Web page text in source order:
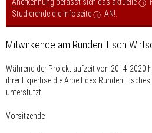
Studierende die Infoseite
AN!
Mitwirkende am Runden Tisch
Während der Projektlaufzeit von 2014-2020
ihrer Expertise die Arbeit des Runden
unterstützt:
Vorsitzende